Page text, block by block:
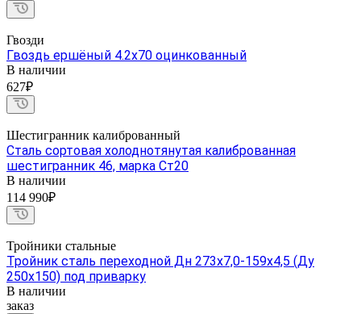
Гвозди
Гвоздь ершёный 4.2х70 оцинкованный
В наличии
627₽
Шестигранник калиброванный
Сталь сортовая холоднотянутая калиброванная
шестигранник 46, марка Ст20
В наличии
114 990₽
Тройники стальные
Тройник сталь переходной Дн 273х7,0-159х4,5 (Ду
250х150) под приварку
В наличии
заказ